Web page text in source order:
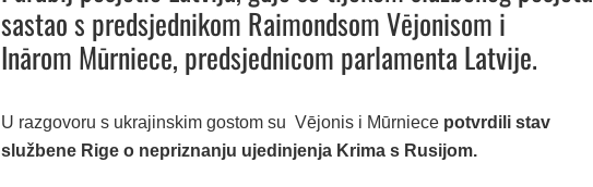
sastao s predsjednikom Raimondsom Vējonisom i
Inārom Mūrniece, predsjednicom parlamenta Latvije.
U razgovoru s ukrajinskim gostom su Vējonis i Mūrniece potvrdili stav
službene Rige o nepriznanju ujedinjenja Krima s Rusijom.